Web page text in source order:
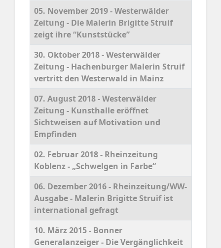
05. November 2019 - Westerwälder
Zeitung - Die Malerin Brigitte Struif
zeigt ihre “Kunststücke”
30. Oktober 2018 - Westerwälder
Zeitung - Hachenburger Malerin Struif
vertritt den Westerwald in Mainz
07. August 2018 - Westerwälder
Zeitung - Kunsthalle eröffnet
Sichtweisen auf Motivation und
Empfinden
02. Februar 2018 - Rheinzeitung
Koblenz - „Schwelgen in Farbe“
06. Dezember 2016 - Rheinzeitung/WW-
Ausgabe - Malerin Brigitte Struif ist
international gefragt
10. März 2015 - Bonner
Generalanzeiger - Die Vergänglichkeit